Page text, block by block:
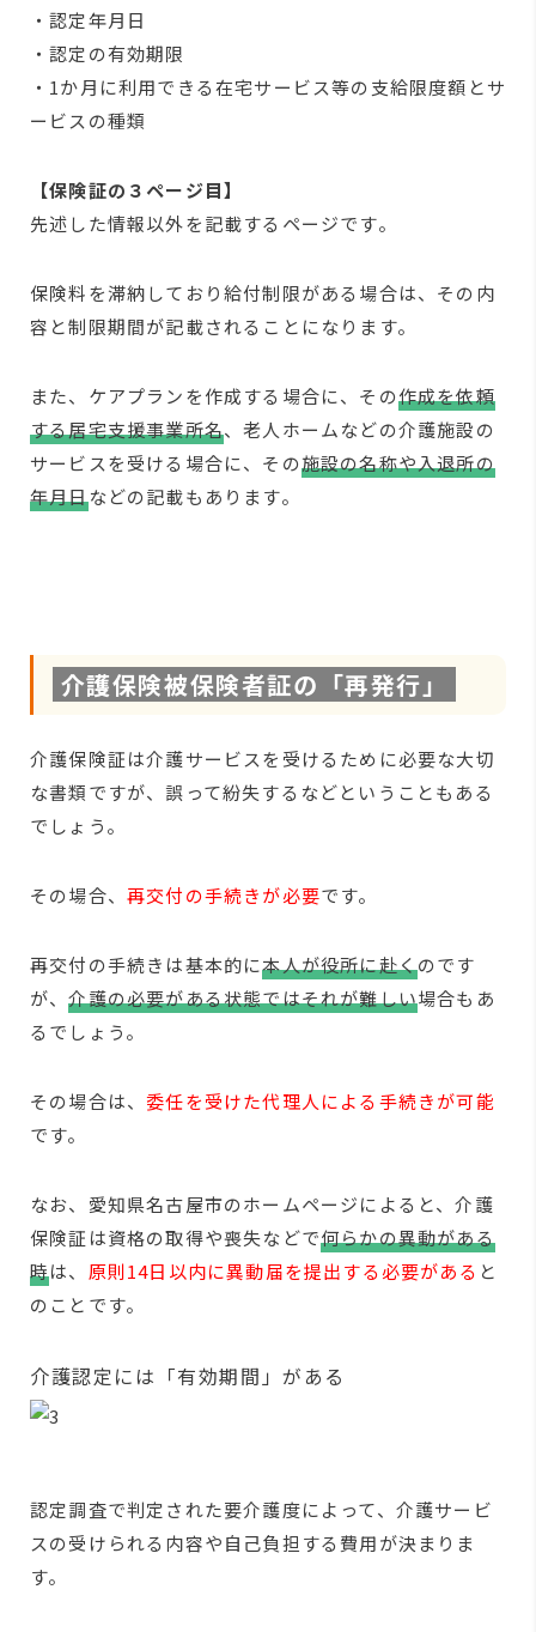
・認定年月日
・認定の有効期限
・1か月に利用できる在宅サービス等の支給限度額とサ
ービスの種類
【保険証の３ページ目】
先述した情報以外を記載するページです。
保険料を滞納しており給付制限がある場合は、その内
容と制限期間が記載されることになります。
また、ケアプランを作成する場合に、その作成を依頼
する居宅支援事業所名、老人ホームなどの介護施設の
サービスを受ける場合に、その施設の名称や入退所の
年月日などの記載もあります。
介護保険被保険者証の「再発行」
介護保険証は介護サービスを受けるために必要な大切
な書類ですが、誤って紛失するなどということもある
でしょう。
その場合、 再交付の手続きが必要です。
再交付の手続きは基本的に本人が役所に赴くのです
が、介護の必要がある状態ではそれが難しい場合もあ
るでしょう。
その場合は、委任を受けた代理人による手続きが可能
です。
なお、愛知県名古屋市のホームページによると、介護
保険証は資格の取得や喪失などで何らかの異動がある
時は、 原則14日以内に異動届を提出する必要がある と
のことです。
介護認定には「有効期間」がある
認定調査で判定された要介護度によって、介護サービ
スの受けられる内容や自己負担する費用が決まりま
す。